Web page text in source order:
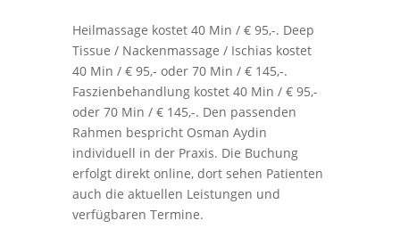
Heilmassage kostet 40 Min / € 95,-. Deep
Tissue / Nackenmassage / Ischias kostet
40 Min / € 95,- oder 70 Min / € 145,-.
Faszienbehandlung kostet 40 Min / € 95,-
oder 70 Min / € 145,-. Den passenden
Rahmen bespricht Osman Aydin
individuell in der Praxis. Die Buchung
erfolgt direkt online, dort sehen Patienten
auch die aktuellen Leistungen und
verfügbaren Termine.